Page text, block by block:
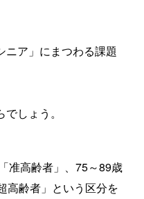
ニア」にまつわる課題
しょう。
准高齢者」、75～89歳
高齢者」という区分を